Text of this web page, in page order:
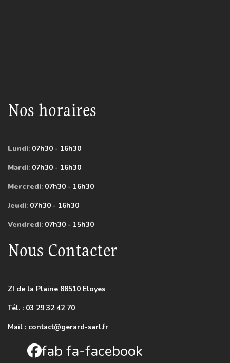
Nos horaires
Lundi: 07h30 - 16h30
Mardi: 07h30 - 16h30
Mercredi: 07h30 - 16h30
Jeudi: 07h30 - 16h30
Vendredi: 07h30 - 15h30
Nous Contacter
ZI de la Plaine 88510 Eloyes
Tél. : 03 29 32 42 70
Mail : contact@gerard-sarl.fr
fab fa-facebook